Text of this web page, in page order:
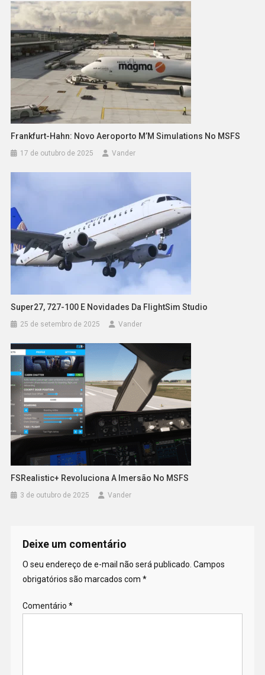
Frankfurt-Hahn: Novo Aeroporto M’M Simulations No MSFS
17 de outubro de 2025 Vander
Super27, 727-100 E Novidades Da FlightSim Studio
25 de setembro de 2025 Vander
FSRealistic+ Revoluciona A Imersão No MSFS
3 de outubro de 2025 Vander
Deixe um comentário
O seu endereço de e-mail não será publicado. Campos
obrigatórios são marcados com *
Comentário *